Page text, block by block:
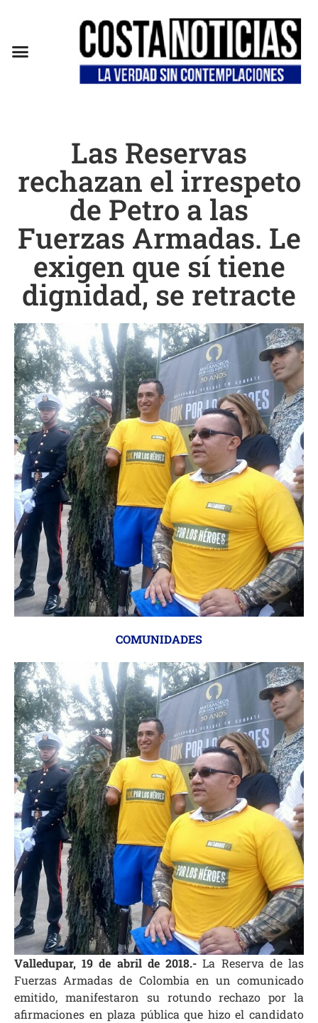
Las Reservas
rechazan el irrespeto
de Petro a las
Fuerzas Armadas. Le
exigen que sí tiene
dignidad, se retracte
COMUNIDADES
Valledupar, 19 de abril de 2018.- La Reserva de las
Fuerzas Armadas de Colombia en un comunicado
emitido, manifestaron su rotundo rechazo por la
afirmaciones en plaza pública que hizo el candidato